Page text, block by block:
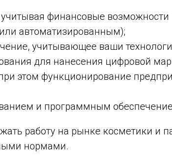
финансовые
автоматизированным);
учитывающее ваши
для нанесения цифровой
этом функционирование
и программным
работу на рынке косметики и
нормами.